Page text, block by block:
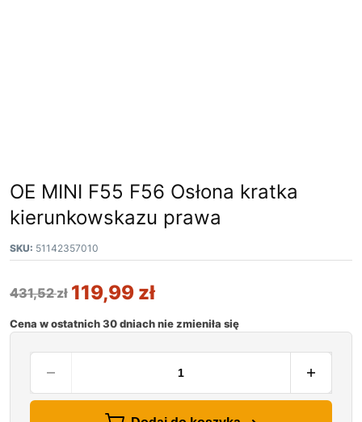
OE MINI F55 F56 Osłona kratka
kierunkowskazu prawa
SKU: 51142357010
431,52zł 119,99 zł
Cena w ostatnich 30 dniach nie zmieniła się